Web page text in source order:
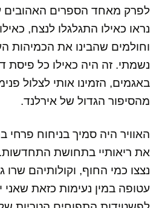
לפרק מאחד הספרים האהובים
נראו כאילו התגלגלו לנצח,
וחולמים שהבינו את הכמיהות
נשמתי. זה היה כאילו כל פיסת
באגמים, הזמינו אותי לצלול
מהסיפור הגדול של אירלנד.
האוויר היה סמיך בניחוח פרחי
את ריאותיי בתחושת התחדשות.
נצצו כמי החוף, וקולותיהם
עטופה במין נעימות כזאת שאני